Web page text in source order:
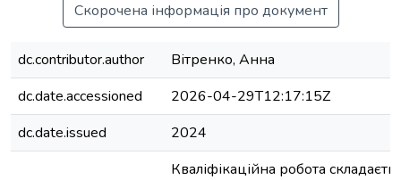
Скорочена інформація про документ
dc.contributor.author
Вітренко, Анна
dc.date.accessioned
2026-04-29T12:17:15Z
dc.date.issued
2024
Кваліфікаційна робота